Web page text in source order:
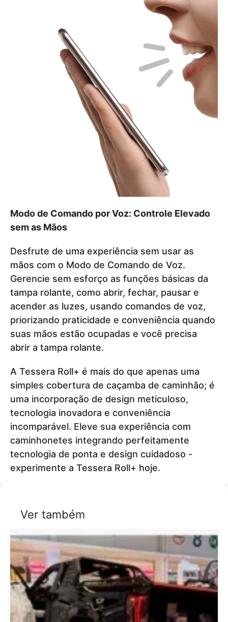
Modo de Comando por Voz: Controle Elevado
sem as Mãos
Desfrute de uma experiência sem usar as
mãos com o Modo de Comando de Voz.
Gerencie sem esforço as funções básicas da
tampa rolante, como abrir, fechar, pausar e
acender as luzes, usando comandos de voz,
priorizando praticidade e conveniência quando
suas mãos estão ocupadas e você precisa
abrir a tampa rolante.
A Tessera Roll+ é mais do que apenas uma
simples cobertura de caçamba de caminhão; é
uma incorporação de design meticuloso,
tecnologia inovadora e conveniência
incomparável. Eleve sua experiência com
caminhonetes integrando perfeitamente
tecnologia de ponta e design cuidadoso -
experimente a Tessera Roll+ hoje.
Ver também